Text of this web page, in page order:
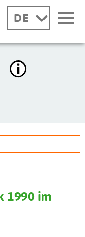
DE
1990 im